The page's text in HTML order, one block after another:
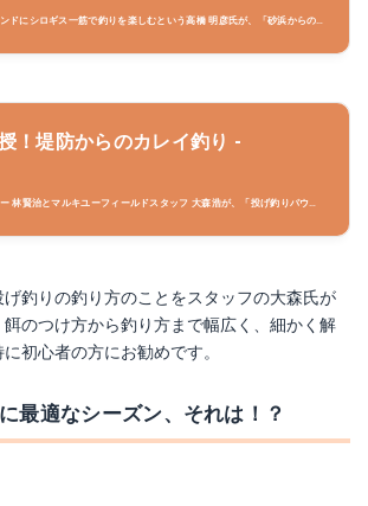
ドにシロギス一筋で釣りを楽しむという高橋 明彦氏が、「砂浜からの
！堤防からのカレイ釣り -
林賢治とマルキユーフィールドスタッフ 大森浩が、「投げ釣りパウダ
釣りの釣り方のことをスタッフの大森氏が
のつけ方から釣り方まで幅広く、細かく解
初心者の方にお勧めです。
最適なシーズン、それは！？